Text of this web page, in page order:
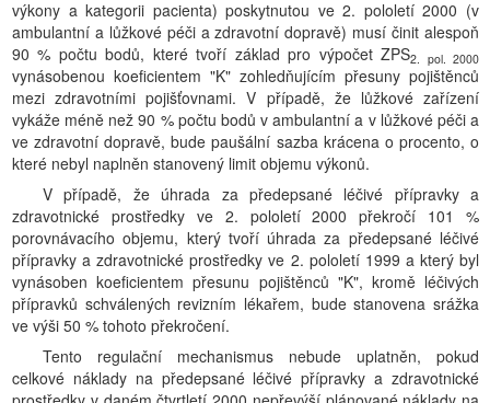
výkony a kategorii pacienta) poskytnutou ve 2. pololetí 2000 (v
ambulantní a lůžkové péči a zdravotní dopravě) musí činit alespoň
90 % počtu bodů, které tvoří základ pro výpočet ZPS2. pol. 2000
vynásobenou koeficientem "K" zohledňujícím přesuny pojištěnců
mezi zdravotními pojišťovnami. V případě, že lůžkové zařízení
vykáže méně než 90 % počtu bodů v ambulantní a v lůžkové péči a
ve zdravotní dopravě, bude paušální sazba krácena o procento, o
které nebyl naplněn stanovený limit objemu výkonů.
V případě, že úhrada za předepsané léčivé přípravky a
zdravotnické prostředky ve 2. pololetí 2000 překročí 101 %
porovnávacího objemu, který tvoří úhrada za předepsané léčivé
přípravky a zdravotnické prostředky ve 2. pololetí 1999 a který byl
vynásoben koeficientem přesunu pojištěnců "K", kromě léčivých
přípravků schválených revizním lékařem, bude stanovena srážka
ve výši 50 % tohoto překročení.
Tento regulační mechanismus nebude uplatněn, pokud
celkové náklady na předepsané léčivé přípravky a zdravotnické